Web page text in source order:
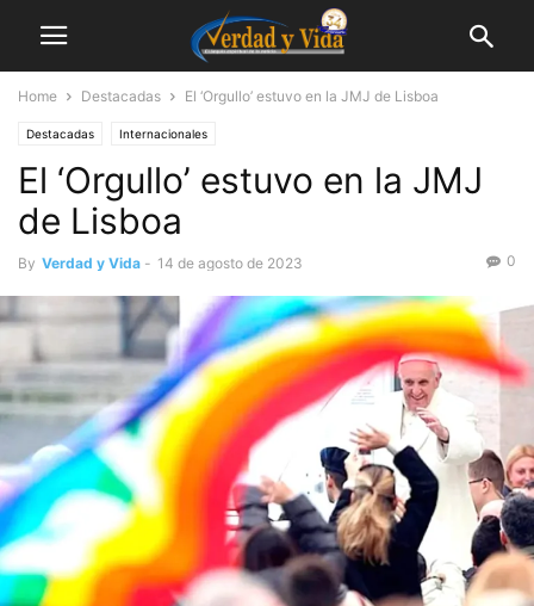
Home Destacadas El ‘Orgullo’ estuvo en la JMJ de Lisboa
Destacadas Internacionales
El ‘Orgullo’ estuvo en la JMJ
de Lisboa
By Verdad y Vida - 14 de agosto de 2023 0